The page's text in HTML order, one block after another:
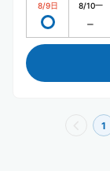
8/9日 8/10一
1